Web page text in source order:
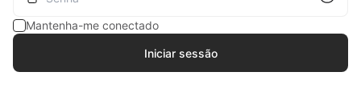
Inscreva-se
Início em 30/07/2026
Mostrar senha
Mantenha-me conectado
Iniciar sessão